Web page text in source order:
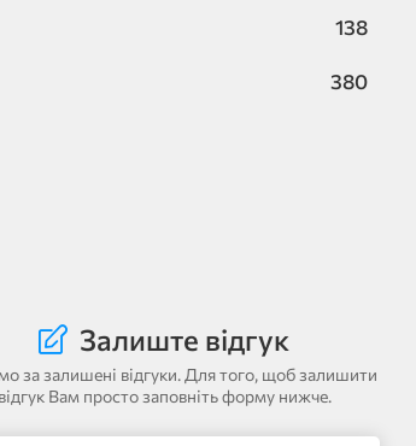
138
380
Залиште відгук
за залишені відгуки. Для того, щоб залишити
відгук Вам просто заповніть форму нижче.